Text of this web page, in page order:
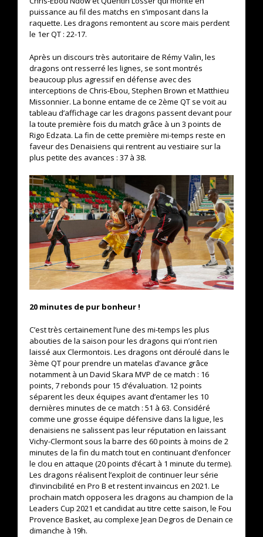
puissance au fil des matchs en s’imposant dans la
raquette. Les dragons remontent au score mais perdent
le 1er QT : 22-17.
Après un discours très autoritaire de Rémy Valin, les
dragons ont resserré les lignes, se sont montrés
beaucoup plus agressif en défense avec des
interceptions de Chris-Ebou, Stephen Brown et Matthieu
Missonnier. La bonne entame de ce 2ème QT se voit au
tableau d’affichage car les dragons passent devant pour
la toute première fois du match grâce à un 3 points de
Rigo Edzata. La fin de cette première mi-temps reste en
faveur des Denaisiens qui rentrent au vestiaire sur la
plus petite des avances : 37 à 38.
20 minutes de pur bonheur !
C’est très certainement l’une des mi-temps les plus
abouties de la saison pour les dragons qui n’ont rien
laissé aux Clermontois. Les dragons ont déroulé dans le
3ème QT pour prendre un matelas d’avance grâce
notamment à un David Skara MVP de ce match : 16
points, 7 rebonds pour 15 d’évaluation. 12 points
séparent les deux équipes avant d’entamer les 10
dernières minutes de ce match : 51 à 63. Considéré
comme une grosse équipe défensive dans la ligue, les
denaisiens ne salissent pas leur réputation en laissant
Vichy-Clermont sous la barre des 60 points à moins de 2
minutes de la fin du match tout en continuant d’enfoncer
le clou en attaque (20 points d’écart à 1 minute du terme).
Les dragons réalisent l’exploit de continuer leur série
d’invincibilité en Pro B et restent invaincus en 2021. Le
prochain match opposera les dragons au champion de la
Leaders Cup 2021 et candidat au titre cette saison, le Fou
Provence Basket, au complexe Jean Degros de Denain ce
dimanche à 19h.